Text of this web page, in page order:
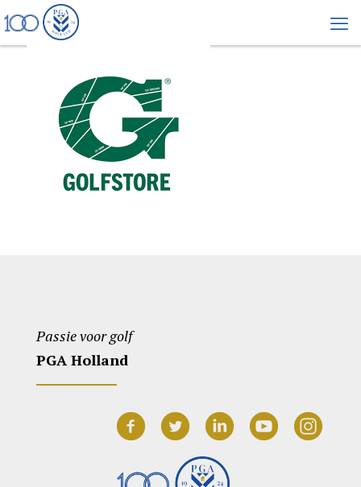
Passie voor golf
PGA Holland